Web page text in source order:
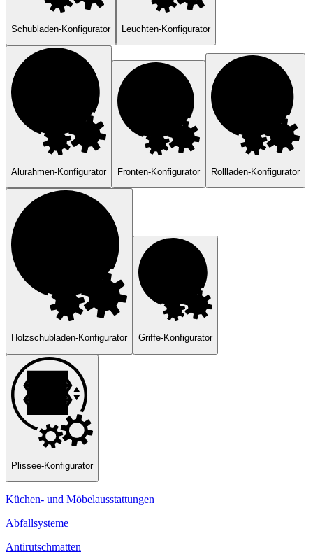
Schubladen-Konfigurator Leuchten-Konfigurator
Alurahmen-Konfigurator Fronten-Konfigurator Rollladen-Konfigurator
Holzschubladen-Konfigurator Griffe-Konfigurator
Plissee-Konfigurator
Küchen- und Möbelausstattungen
Abfallsysteme
Antirutschmatten